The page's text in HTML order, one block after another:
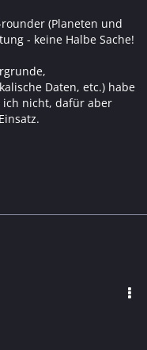
(Planeten und
- keine Halbe Sache!
Daten, etc.) habe
ich nicht, dafür aber